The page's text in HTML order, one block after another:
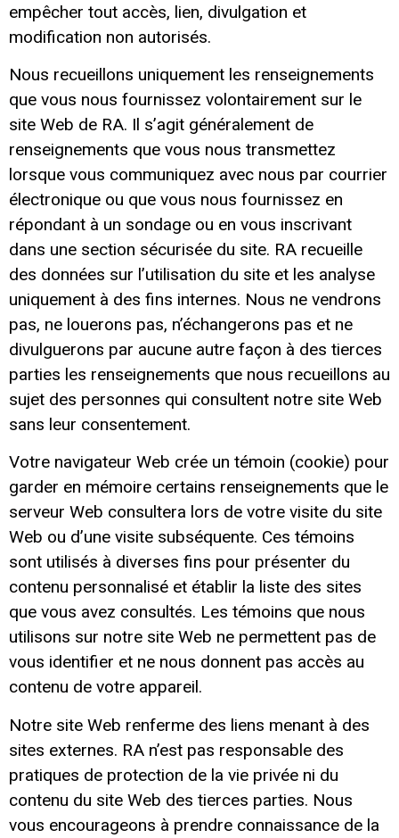
empêcher tout accès, lien, divulgation et
modification non autorisés.
Nous recueillons uniquement les renseignements
que vous nous fournissez volontairement sur le
site Web de RA. Il s’agit généralement de
renseignements que vous nous transmettez
lorsque vous communiquez avec nous par courrier
électronique ou que vous nous fournissez en
répondant à un sondage ou en vous inscrivant
dans une section sécurisée du site. RA recueille
des données sur l’utilisation du site et les analyse
uniquement à des fins internes. Nous ne vendrons
pas, ne louerons pas, n’échangerons pas et ne
divulguerons par aucune autre façon à des tierces
parties les renseignements que nous recueillons au
sujet des personnes qui consultent notre site Web
sans leur consentement.
Votre navigateur Web crée un témoin (cookie) pour
garder en mémoire certains renseignements que le
serveur Web consultera lors de votre visite du site
Web ou d’une visite subséquente. Ces témoins
sont utilisés à diverses fins pour présenter du
contenu personnalisé et établir la liste des sites
que vous avez consultés. Les témoins que nous
utilisons sur notre site Web ne permettent pas de
vous identifier et ne nous donnent pas accès au
contenu de votre appareil.
Notre site Web renferme des liens menant à des
sites externes. RA n’est pas responsable des
pratiques de protection de la vie privée ni du
contenu du site Web des tierces parties. Nous
vous encourageons à prendre connaissance de la